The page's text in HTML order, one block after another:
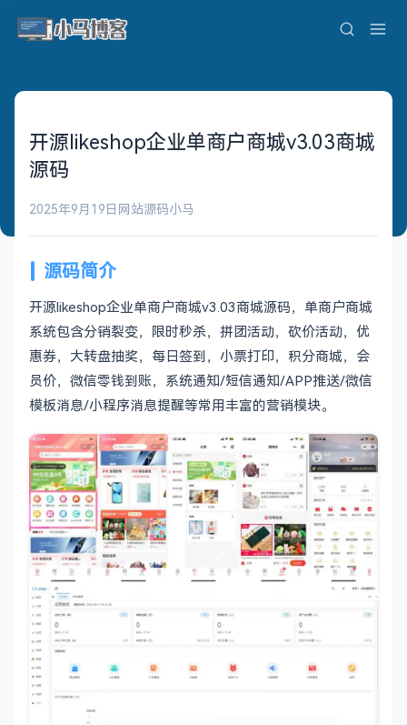
开源likeshop企业单商户商城v3.03商城
源码
2025年9月19日 网站源码小马
源码简介
开源likeshop企业单商户商城v3.03商城源码，单商户商城
系统包含分销裂变，限时秒杀，拼团活动，砍价活动，优
惠券，大转盘抽奖，每日签到，小票打印，积分商城，会
员价，微信零钱到账，系统通知/短信通知/APP推送/微信
模板消息/小程序消息提醒等常用丰富的营销模块。